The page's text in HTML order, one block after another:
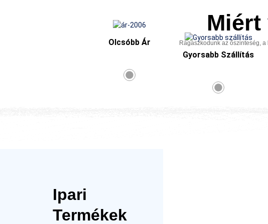
Miért
Ragaszkodunk az őszinteség,
Olcsóbb Ár
Gyorsabb Szállítás
Ipari
Termékek